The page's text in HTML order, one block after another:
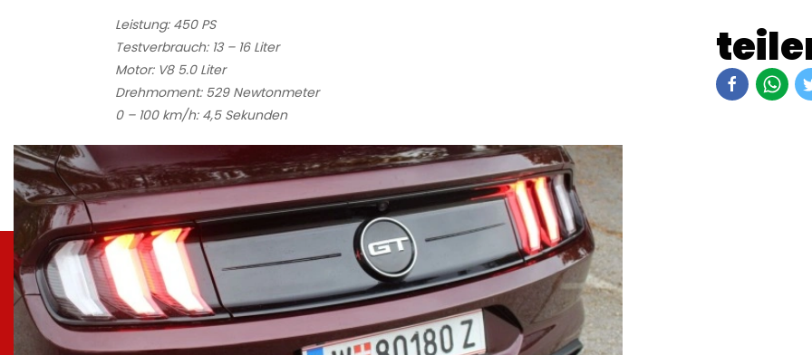
Leistung: 450 PS
Testverbrauch: 13 – 16 Liter
Motor: V8 5.0 Liter
Drehmoment: 529 Newtonmeter
0 – 100 km/h: 4,5 Sekunden